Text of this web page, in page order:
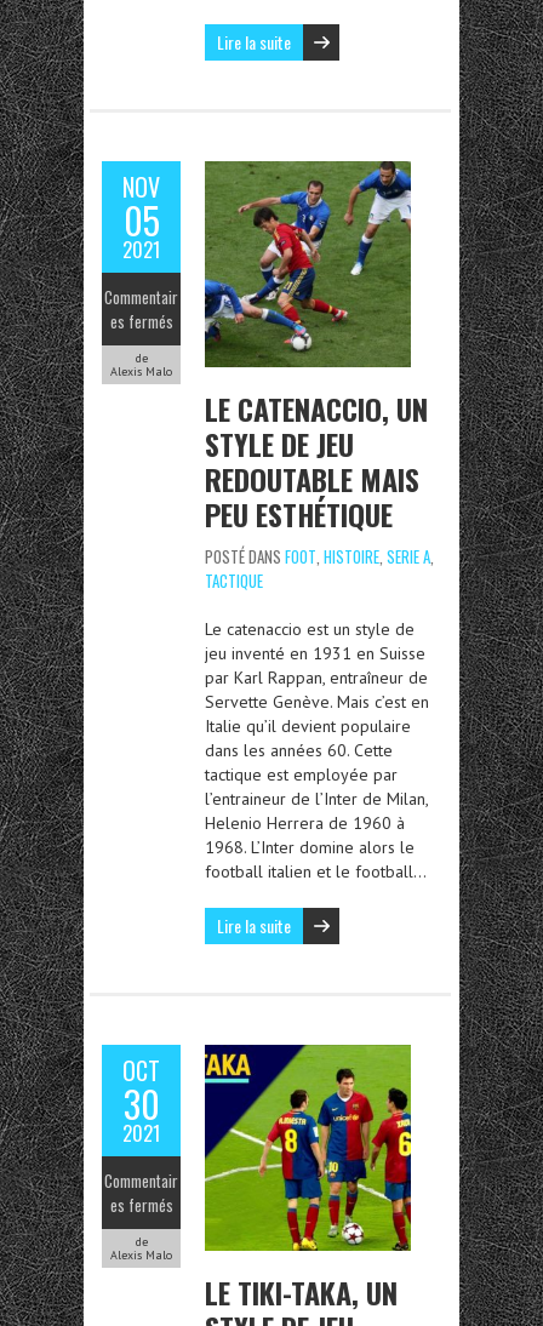
Lire la suite
NOV
05
2021
Commentair
es fermés
de
Alexis Malo
LE CATENACCIO, UN
STYLE DE JEU
REDOUTABLE MAIS
PEU ESTHÉTIQUE
POSTÉ DANS FOOT, HISTOIRE, SERIE A,
TACTIQUE
Le catenaccio est un style de
jeu inventé en 1931 en Suisse
par Karl Rappan, entraîneur de
Servette Genève. Mais c’est en
Italie qu’il devient populaire
dans les années 60. Cette
tactique est employée par
l’entraineur de l’Inter de Milan,
Helenio Herrera de 1960 à
1968. L’Inter domine alors le
football italien et le football…
Lire la suite
OCT
30
2021
Commentair
es fermés
de
Alexis Malo
LE TIKI-TAKA, UN